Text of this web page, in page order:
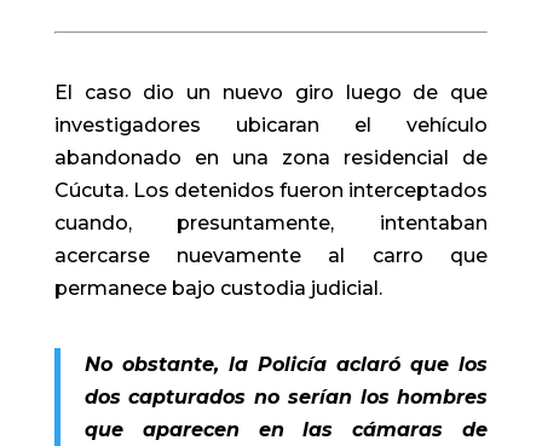
El caso dio un nuevo giro luego de que
investigadores ubicaran el vehículo
abandonado en una zona residencial de
Cúcuta. Los detenidos fueron interceptados
cuando, presuntamente, intentaban
acercarse nuevamente al carro que
permanece bajo custodia judicial.
No obstante, la Policía aclaró que los
dos capturados no serían los hombres
que aparecen en las cámaras de